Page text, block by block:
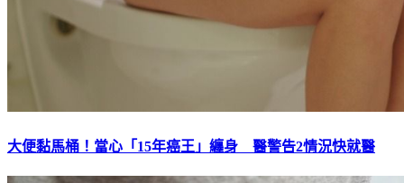
大便黏馬桶！當心「15年癌王」纏身 醫警告2情況快就醫